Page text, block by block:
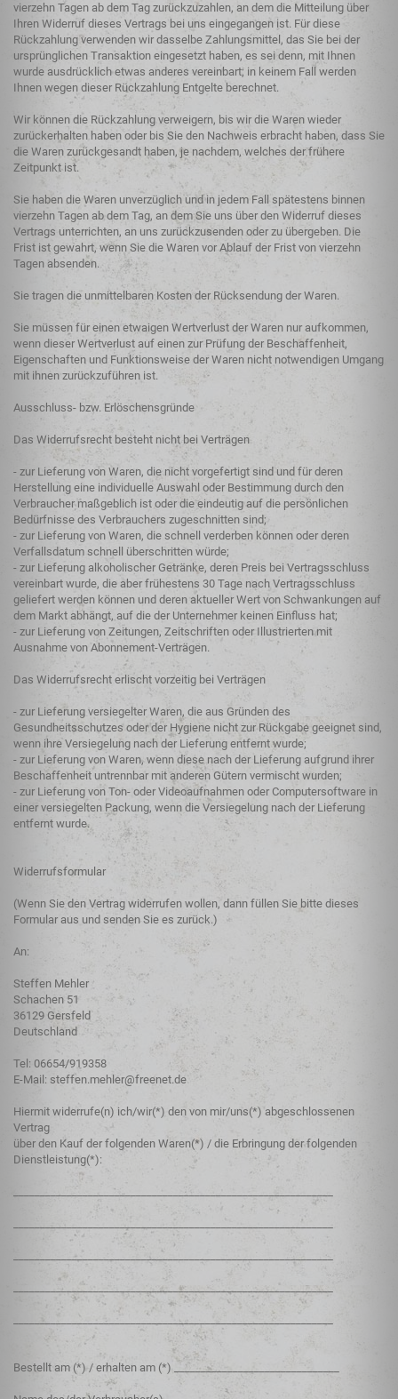
vierzehn Tagen ab dem Tag zurückzuzahlen, an dem die Mitteilung über
Ihren Widerruf dieses Vertrags bei uns eingegangen ist. Für diese
Rückzahlung verwenden wir dasselbe Zahlungsmittel, das Sie bei der
ursprünglichen Transaktion eingesetzt haben, es sei denn, mit Ihnen
wurde ausdrücklich etwas anderes vereinbart; in keinem Fall werden
Ihnen wegen dieser Rückzahlung Entgelte berechnet.
Wir können die Rückzahlung verweigern, bis wir die Waren wieder
zurückerhalten haben oder bis Sie den Nachweis erbracht haben, dass Sie
die Waren zurückgesandt haben, je nachdem, welches der frühere
Zeitpunkt ist.
Sie haben die Waren unverzüglich und in jedem Fall spätestens binnen
vierzehn Tagen ab dem Tag, an dem Sie uns über den Widerruf dieses
Vertrags unterrichten, an uns zurückzusenden oder zu übergeben. Die
Frist ist gewahrt, wenn Sie die Waren vor Ablauf der Frist von vierzehn
Tagen absenden.
Sie tragen die unmittelbaren Kosten der Rücksendung der Waren.
Sie müssen für einen etwaigen Wertverlust der Waren nur aufkommen,
wenn dieser Wertverlust auf einen zur Prüfung der Beschaffenheit,
Eigenschaften und Funktionsweise der Waren nicht notwendigen Umgang
mit ihnen zurückzuführen ist.
Ausschluss- bzw. Erlöschensgründe
Das Widerrufsrecht besteht nicht bei Verträgen
- zur Lieferung von Waren, die nicht vorgefertigt sind und für deren
Herstellung eine individuelle Auswahl oder Bestimmung durch den
Verbraucher maßgeblich ist oder die eindeutig auf die persönlichen
Bedürfnisse des Verbrauchers zugeschnitten sind;
- zur Lieferung von Waren, die schnell verderben können oder deren
Verfallsdatum schnell überschritten würde;
- zur Lieferung alkoholischer Getränke, deren Preis bei Vertragsschluss
vereinbart wurde, die aber frühestens 30 Tage nach Vertragsschluss
geliefert werden können und deren aktueller Wert von Schwankungen auf
dem Markt abhängt, auf die der Unternehmer keinen Einfluss hat;
- zur Lieferung von Zeitungen, Zeitschriften oder Illustrierten mit
Ausnahme von Abonnement-Verträgen.
Das Widerrufsrecht erlischt vorzeitig bei Verträgen
- zur Lieferung versiegelter Waren, die aus Gründen des
Gesundheitsschutzes oder der Hygiene nicht zur Rückgabe geeignet sind,
wenn ihre Versiegelung nach der Lieferung entfernt wurde;
- zur Lieferung von Waren, wenn diese nach der Lieferung aufgrund ihrer
Beschaffenheit untrennbar mit anderen Gütern vermischt wurden;
- zur Lieferung von Ton- oder Videoaufnahmen oder Computersoftware in
einer versiegelten Packung, wenn die Versiegelung nach der Lieferung
entfernt wurde.
Widerrufsformular
(Wenn Sie den Vertrag widerrufen wollen, dann füllen Sie bitte dieses
Formular aus und senden Sie es zurück.)
An:
Steffen Mehler
Schachen 51
36129 Gersfeld
Deutschland
Tel: 06654/919358
E-Mail: steffen.mehler@freenet.de
Hiermit widerrufe(n) ich/wir(*) den von mir/uns(*) abgeschlossenen
Vertrag
über den Kauf der folgenden Waren(*) / die Erbringung der folgenden
Dienstleistung(*):
____________________________________________________________
____________________________________________________________
____________________________________________________________
____________________________________________________________
____________________________________________________________
Bestellt am (*) / erhalten am (*) _______________________________